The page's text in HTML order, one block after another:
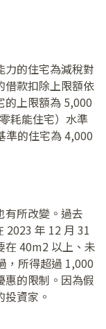
力的住宅為減稅對
借款扣除上限額依
的上限額為 5,000
耗能住宅）水準
準的住宅為 4,000
有所改變。過去
2023 年 12 月 31
在 40m2 以上、未
，所得超過 1,000
惠的限制。因為假
資家。